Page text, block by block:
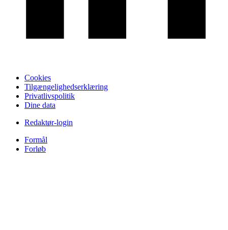
Cookies
Tilgængelighedserklæring
Privatlivspolitik
Dine data
Redaktør-login
Formål
Forløb